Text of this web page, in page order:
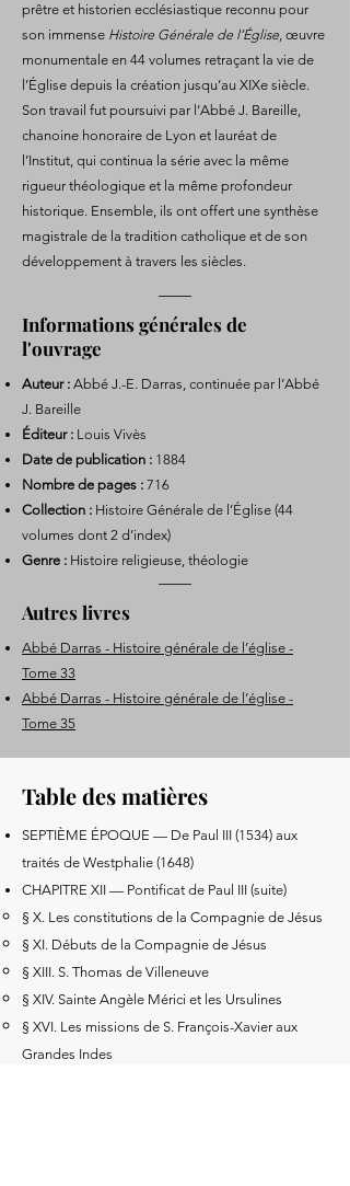
prêtre et historien ecclésiastique reconnu pour
son immense Histoire Générale de l’Église, œuvre
monumentale en 44 volumes retraçant la vie de
l’Église depuis la création jusqu’au XIXe siècle.
Son travail fut poursuivi par l’Abbé J. Bareille,
chanoine honoraire de Lyon et lauréat de
l’Institut, qui continua la série avec la même
rigueur théologique et la même profondeur
historique. Ensemble, ils ont offert une synthèse
magistrale de la tradition catholique et de son
développement à travers les siècles.
Informations générales de
l'ouvrage
Auteur : Abbé J.-E. Darras, continuée par l’Abbé
J. Bareille
Éditeur : Louis Vivès
Date de publication : 1884
Nombre de pages : 716
Collection : Histoire Générale de l’Église (44
volumes dont 2 d’index)
Genre : Histoire religieuse, théologie
Autres livres
Abbé Darras - Histoire générale de l’église -
Tome 33
Abbé Darras - Histoire générale de l’église -
Tome 35
Table des matières
SEPTIÈME ÉPOQUE — De Paul III (1534) aux
traités de Westphalie (1648)
CHAPITRE XII — Pontificat de Paul III (suite)
§ X. Les constitutions de la Compagnie de Jésus
§ XI. Débuts de la Compagnie de Jésus
§ XIII. S. Thomas de Villeneuve
§ XIV. Sainte Angèle Mérici et les Ursulines
§ XVI. Les missions de S. François-Xavier aux
Grandes Indes